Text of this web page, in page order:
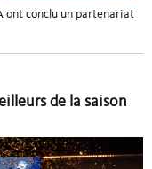
ont conclu un partenariat
de la saison